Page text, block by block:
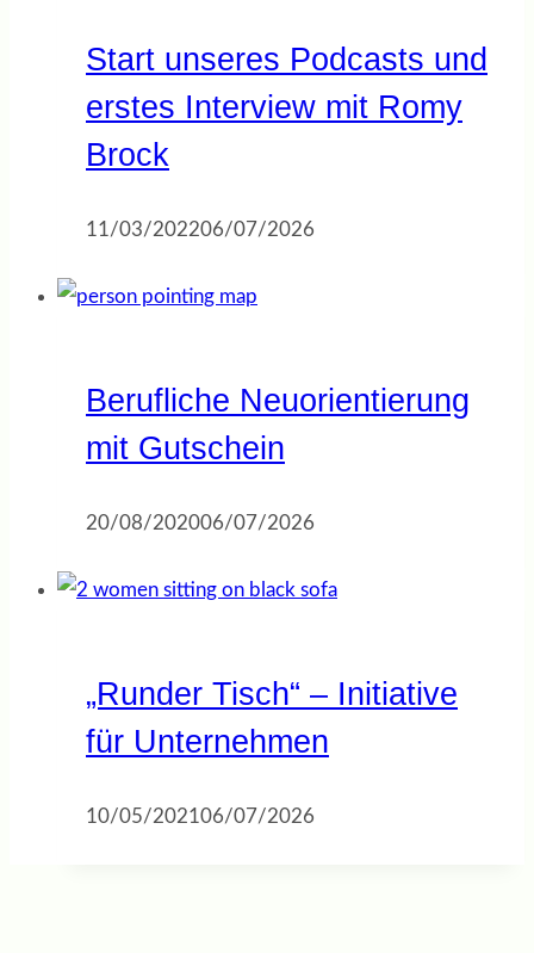
Start unseres Podcasts und
erstes Interview mit Romy
Brock
11/03/202206/07/2026
Berufliche Neuorientierung
mit Gutschein
20/08/202006/07/2026
„Runder Tisch“ – Initiative
für Unternehmen
10/05/202106/07/2026